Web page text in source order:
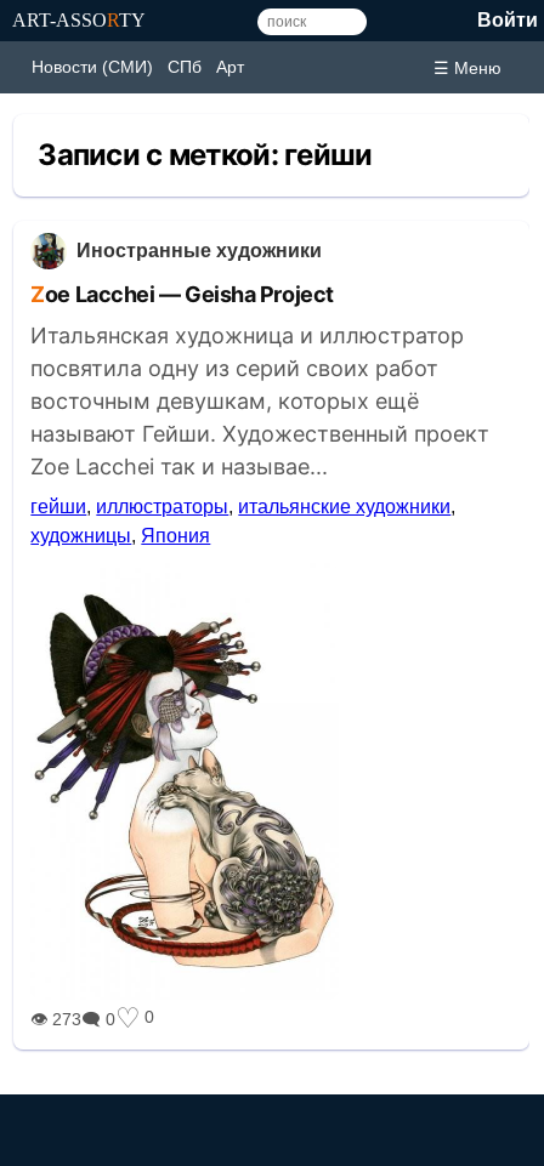
ART-ASSORTY Войти
Новости (СМИ) СПб Арт ☰ Меню
Записи с меткой: гейши
Иностранные художники
Zoe Lacchei — Geisha Project
Итальянская художница и иллюстратор
посвятила одну из серий своих работ
восточным девушкам, которых ещё
называют Гейши. Художественный проект
Zoe Lacchei так и называе...
гейши, иллюстраторы, итальянские художники,
художницы, Япония
👁 273🗨 0♡ 0